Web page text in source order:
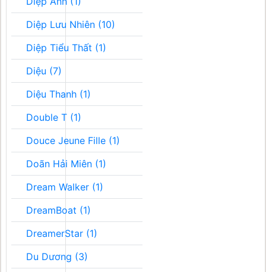
Diệp Lưu Nhiên (10)
Diệp Tiểu Thất (1)
Diệu (7)
Diệu Thanh (1)
Double T (1)
Douce Jeune Fille (1)
Doãn Hải Miên (1)
Dream Walker (1)
DreamBoat (1)
DreamerStar (1)
Du Dương (3)